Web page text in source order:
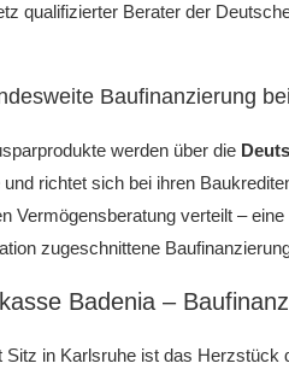
qualifizierter Berater der
Baufinanzierung
werden über die
richtet sich bei ihren
Vermögensberatung verteilt –
zugeschnittene
Badenia –
in Karlsruhe ist das